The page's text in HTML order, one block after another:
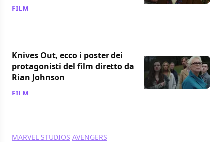
FILM
Knives Out, ecco i poster dei
protagonisti del film diretto da
Rian Johnson
FILM
MARVEL STUDIOS AVENGERS